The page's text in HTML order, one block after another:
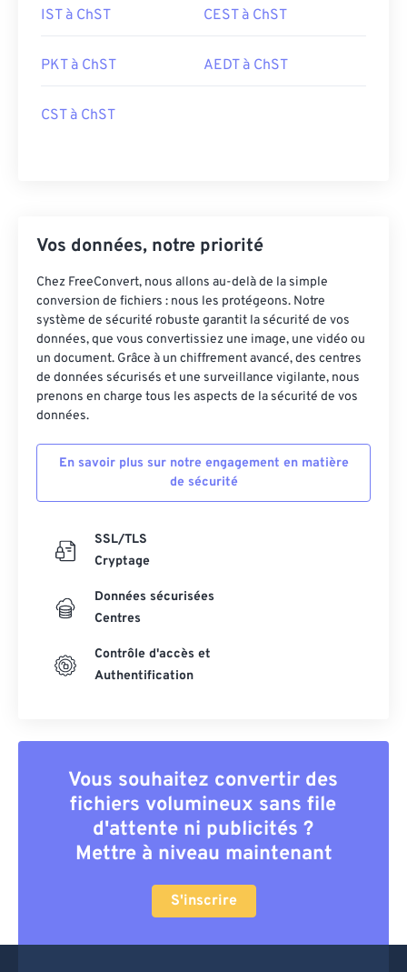
IST à ChST CEST à ChST
PKT à ChST AEDT à ChST
CST à ChST
Vos données, notre priorité
Chez FreeConvert, nous allons au-delà de la simple
conversion de fichiers : nous les protégeons. Notre
système de sécurité robuste garantit la sécurité de vos
données, que vous convertissiez une image, une vidéo ou
un document. Grâce à un chiffrement avancé, des centres
de données sécurisés et une surveillance vigilante, nous
prenons en charge tous les aspects de la sécurité de vos
données.
En savoir plus sur notre engagement en matière
de sécurité
SSL/TLS
Cryptage
Données sécurisées
Centres
Contrôle d'accès et
Authentification
Vous souhaitez convertir des
fichiers volumineux sans file
d'attente ni publicités ?
Mettre à niveau maintenant
S'inscrire